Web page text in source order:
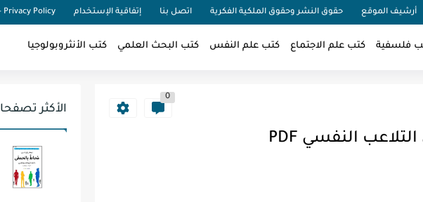
أرشيف الموقع حقوق النشر وحقوق الملكية الفكرية اتصل بنا إتفاقية الإستخدام Privacy Policy - سياسة الخصوصية
فلسفية كتب علم الاجتماع كتب علم النفس كتب البحث العلمي كتب الأنثروبولوجيا
0
الأكثر تصفحا